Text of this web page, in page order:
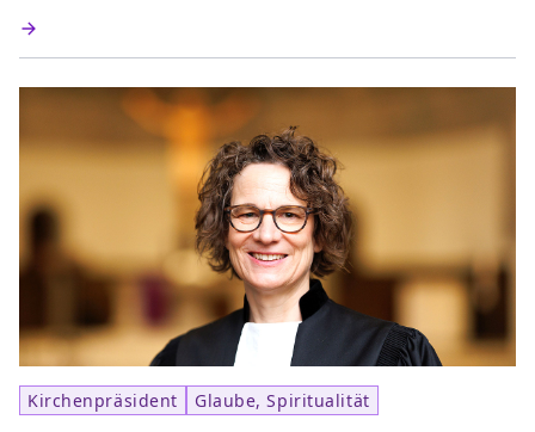
Kirchenpräsident Glaube, Spiritualität